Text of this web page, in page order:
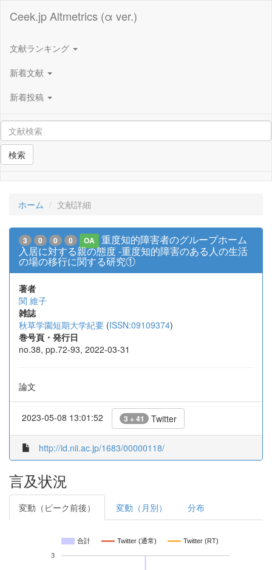
Ceek.jp Altmetrics (α ver.)
文献ランキング
新着文献
新着投稿
検索
ホーム 文献詳細
3 0 0 0 OA
重度知的障害者のグループホーム
入居に対する親の態度 -重度知的障害のある人の生活
の場の移行に関する研究①
著者
関 維子
雑誌
秋草学園短期大学紀要 (ISSN:09109374)
巻号頁・発行日
no.38, pp.72-93, 2022-03-31
論文
2023-05-08 13:01:52 3 + 41 Twitter
http://id.nii.ac.jp/1683/00000118/
言及状況
変動（ピーク前後） 変動（月別） 分布
合計 Twitter (通常) Twitter (RT)
3